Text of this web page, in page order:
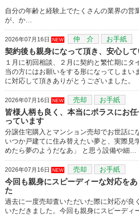
自分の年齢と経験上でたくさんの業界の営
が、か…
2026年07月16日 NEW 仲 介 お手紙
契約後も親身になって頂き、安心し
１月に初回相談、２月に契約と繁忙期にタ
当の方にはお願いをする形になってしまい
に対応して頂きありがとうございました。
2026年07月16日 NEW 売却 お手紙
皆様人柄も良く、本当にポラスにお
っています
分譲住宅購入とマンション売却でお世話に
いつか戸建てに住み替えたい夢と、実際見
めたら夢のようだなあ」 と思う設備や細…
2026年07月16日 NEW 売却 お手紙
今回も親身にスピーディーな対応を
た
過去に一度売却査いただいた際に対応が良
いただきました。今回も親身にスピーディ